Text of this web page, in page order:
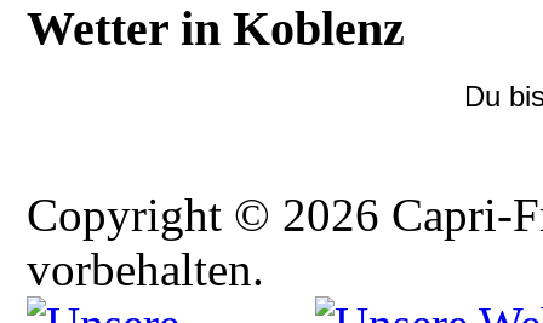
Wetter in Koblenz
Du
Copyright © 2026 Capri-
vorbehalten.